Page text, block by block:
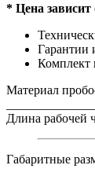
* Цена зависит
Гарантии
Комплект
Материал
Длина рабочей
Габаритные